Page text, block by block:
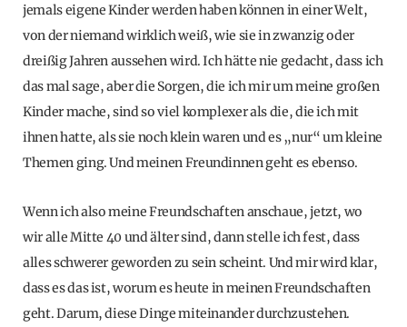
jemals eigene Kinder werden haben können in einer Welt,
von der niemand wirklich weiß, wie sie in zwanzig oder
dreißig Jahren aussehen wird. Ich hätte nie gedacht, dass ich
das mal sage, aber die Sorgen, die ich mir um meine großen
Kinder mache, sind so viel komplexer als die, die ich mit
ihnen hatte, als sie noch klein waren und es „nur“ um kleine
Themen ging. Und meinen Freundinnen geht es ebenso.
Wenn ich also meine Freundschaften anschaue, jetzt, wo
wir alle Mitte 40 und älter sind, dann stelle ich fest, dass
alles schwerer geworden zu sein scheint. Und mir wird klar,
dass es das ist, worum es heute in meinen Freundschaften
geht. Darum, diese Dinge miteinander durchzustehen.